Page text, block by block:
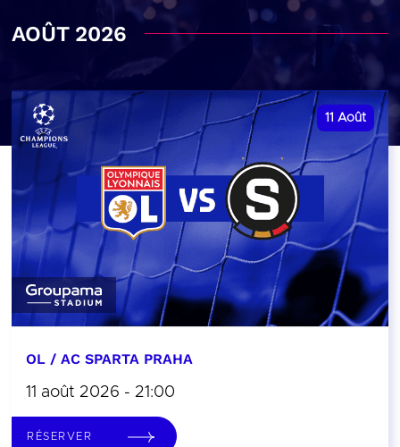
AOÛT 2026
11 Août
OL / AC SPARTA PRAHA
11 août 2026 - 21:00
RÉSERVER